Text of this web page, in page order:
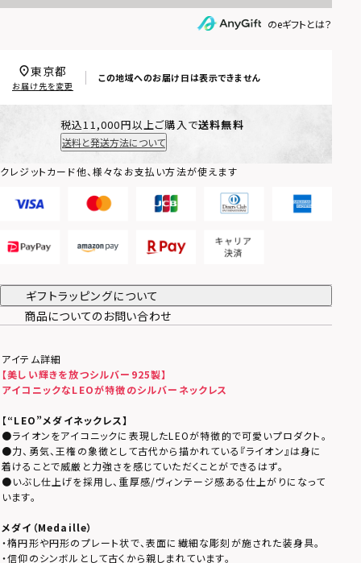
のeギフトとは？
この地域へのお届け日は表示できません
東京都
お届け先を変更
税込11,000円以上ご購入で送料無料
送料と発送方法について
クレジットカード他、様々なお支払い方法が使えます
ギフトラッピングについて
商品についてのお問い合わせ
アイテム詳細
【美しい輝きを放つシルバー925製】
アイコニックなLEOが特徴のシルバーネックレス
【“LEO”メダイネックレス】
●ライオンをアイコニックに表現したLEOが特徴的で可愛いプロダクト。
●力、勇気、王権の象徴として古代から描かれている『ライオン』は身に
着けることで威厳と力強さを感じていただくことができるはず。
●いぶし仕上げを採用し、重厚感/ヴィンテージ感ある仕上がりになって
います。
メダイ（Medaille）
・楕円形や円形のプレート状で、表面に繊細な彫刻が施された装身具。
・信仰のシンボルとして古くから親しまれています。